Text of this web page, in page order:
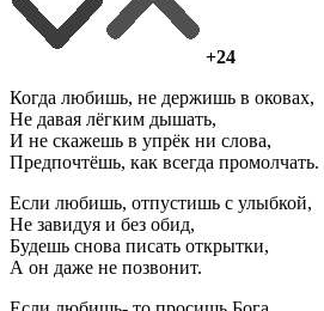
+24
Когда любишь, не держишь в оковах,
Не давая лёгким дышать,
И не скажешь в упрёк ни слова,
Предпочтёшь, как всегда промолчать.
Если любишь, отпустишь с улыбкой,
Не завидуя и без обид,
Будешь снова писать открытки,
А он даже не позвонит.